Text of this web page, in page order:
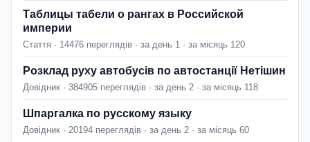
Таблицы табели о рангах в Российской
империи
Стаття · 14476 переглядів · за день 1 · за місяць 120
Розклад руху автобусів по автостанції Нетішин
Довідник · 384905 переглядів · за день 2 · за місяць 118
Шпаргалка по русскому языку
Довідник · 20194 переглядів · за день 2 · за місяць 60